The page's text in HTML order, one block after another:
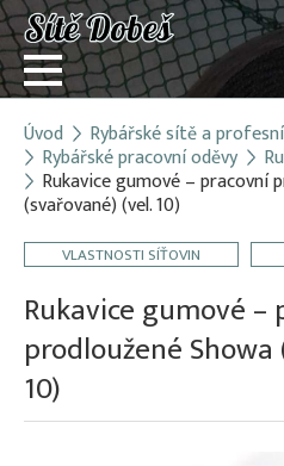
Přihlásit
Registrace
O firmě
Kontakt
Úvod Rybářské sítě a
Rybářské pracovní oděvy
Rukavice gumové – pracovní
(svařované) (vel. 10)
VLASTNOSTI SÍŤOVIN
Rukavice gumové –
prodloužené
10)